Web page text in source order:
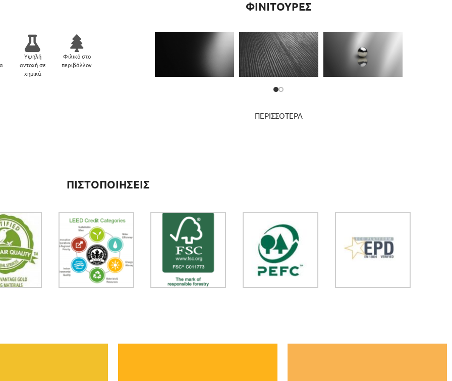
Υψηλή
αντοχή σε
χημικά
Φιλικό στο
περιβάλλον
ΦΙΝΙΤΟΥΡΕΣ
ΠΕΡΙΣΣΟΤΕΡΑ
ΠΙΣΤΟΠΟΙΗΣΕΙΣ